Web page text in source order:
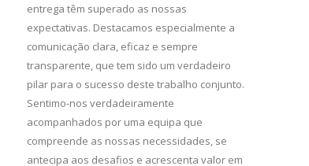
entrega têm superado as nossas
expectativas. Destacamos especialmente a
comunicação clara, eficaz e sempre
transparente, que tem sido um verdadeiro
pilar para o sucesso deste trabalho conjunto.
Sentimo-nos verdadeiramente
acompanhados por uma equipa que
compreende as nossas necessidades, se
antecipa aos desafios e acrescenta valor em